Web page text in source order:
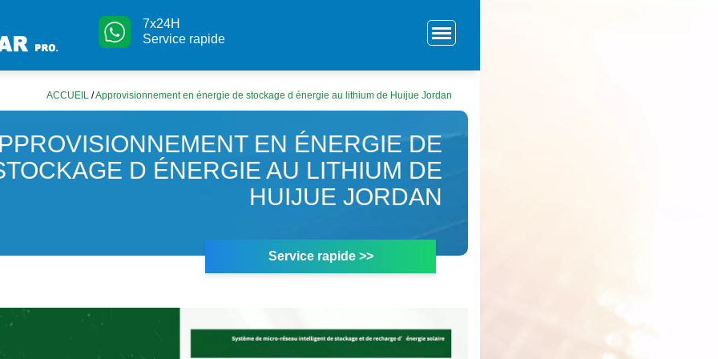
7x24H
Service rapide
ACCUEIL /Approvisionnement en énergie de stockage d énergie au lithium de Huijue Jordan
EN ÉNERGIE DE
D ÉNERGIE AU LITHIUM DE
HUIJUE JORDAN
Service rapide >>